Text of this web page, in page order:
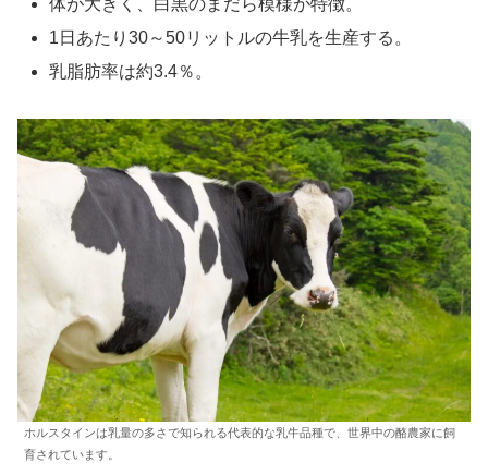
体が大きく、白黒のまだら模様が特徴。
1日あたり30～50リットルの牛乳を生産する。
乳脂肪率は約3.4％。
ホルスタインは乳量の多さで知られる代表的な乳牛品種で、世界中の酪農家に飼
育されています。